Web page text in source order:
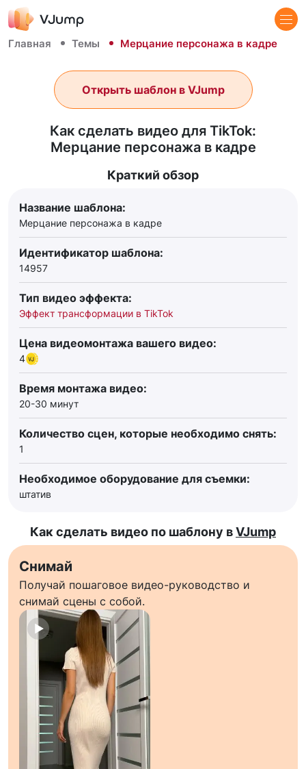
Главная Темы Мерцание персонажа в кадре
Как сделать видео для TikTok:
Мерцание персонажа в кадре
Открыть шаблон в VJump
Краткий обзор
Название шаблона:
Мерцание персонажа в кадре
Идентификатор шаблона:
14957
Тип видео эффекта:
Эффект трансформации в TikTok
Цена видеомонтажа вашего видео:
4
Время монтажа видео:
20-30 минут
Количество сцен, которые необходимо снять:
1
Необходимое оборудование для съемки:
штатив
Как сделать видео по шаблону вVJump
Снимай
Получай пошаговое видео-руководство и
снимай сцены с собой.